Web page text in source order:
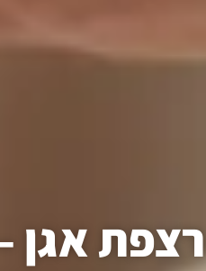
רצפת אגן